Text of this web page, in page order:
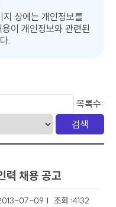
상에는 개인정보를
이 개인정보와 관련된
.
목록수:
력 채용 공고
07-09 4132